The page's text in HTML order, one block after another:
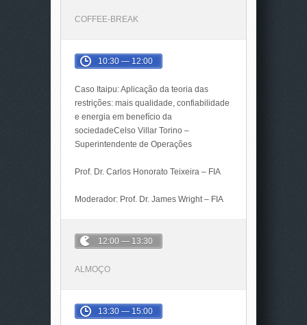
COFFEE-BREAK
10:30 — 12:00
Caso Itaipu: Aplicação da teoria das
restrições: mais qualidade, confiabilidade
e energia em benefício da
sociedadeCelso Villar Torino –
Superintendente de Operações
Prof. Dr. Carlos Honorato Teixeira – FIA
Moderador: Prof. Dr. James Wright – FIA
12:00 — 13:30
ALMOÇO
13:30 — 15:00